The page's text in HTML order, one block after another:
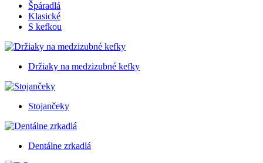
Špáradlá
Klasické
S kefkou
Držiaky na medzizubné kefky
Stojančeky
Dentálne zrkadlá